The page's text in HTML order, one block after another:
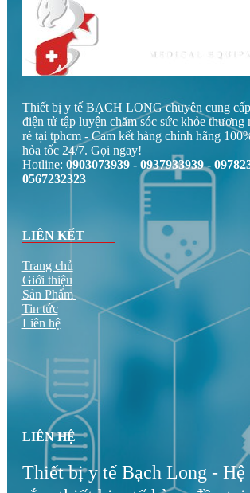
Thiết bị y tế BẠCH LONG chuyên cung cấp
điện tử tập luyện chăm sóc sức khỏe thương
rẻ tại tphcm - Cam kết hàng chính hãng
hỏa tốc 24/7. Gọi ngay!
Hotline:0903073939 - 0937933939 -
0567232323
LIÊN KẾT
Trang chủ
Giới thiệu
Sản Phẩm
Tin tức
Liên hệ